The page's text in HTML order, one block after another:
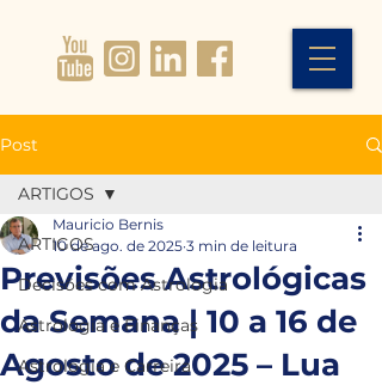
Post
ARTIGOS
Decisões com Astrologia
Astrologia e Finanças
Astrologia e Carreira
ARTIGOS
Previsões Astrológicas
da Semana | 10 a 16 de
Agosto de 2025 – Lua
Mauricio Bernis
10 de ago. de 2025 3 min de leitura